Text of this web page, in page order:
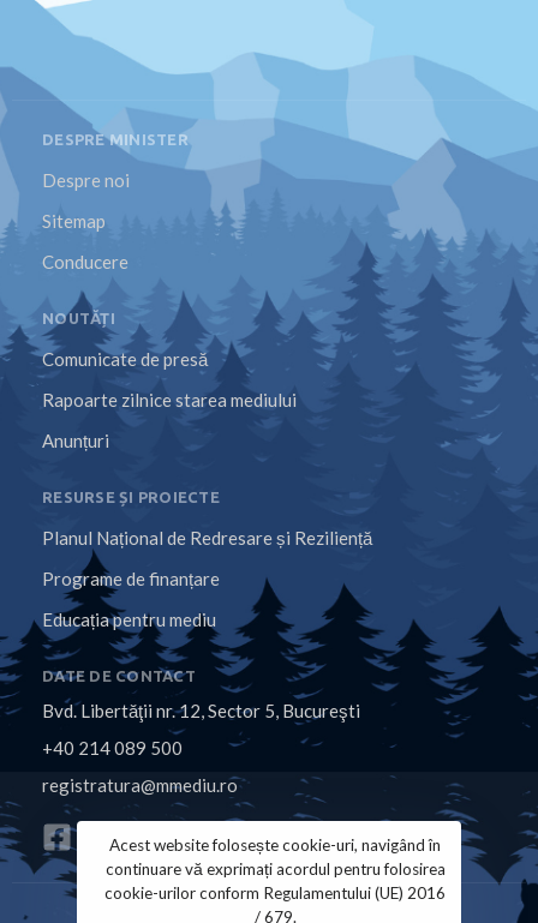
DESPRE MINISTER
Despre noi
Sitemap
Conducere
NOUTĂȚI
Comunicate de presă
Rapoarte zilnice starea mediului
Anunțuri
RESURSE ȘI PROIECTE
Planul Național de Redresare și Reziliență
Programe de finanțare
Educația pentru mediu
DATE DE CONTACT
Bvd. Libertăţii nr. 12, Sector 5, Bucureşti
+40 214 089 500
registratura@mmediu.ro
Acest website folosește cookie-uri, navigând în
continuare vă exprimați acordul pentru folosirea
cookie-urilor conform Regulamentului (UE) 2016
/ 679.